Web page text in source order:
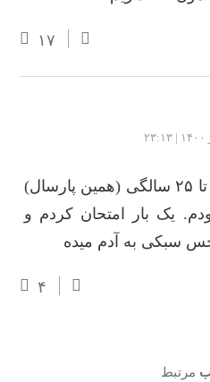
۱۷
نخ دندون خیلی خوبه. من تا ۲۵ سالگی (همین پارسال)
یک بار امتحان کردم و
سبکی به آدم میده
۴
مرتبط